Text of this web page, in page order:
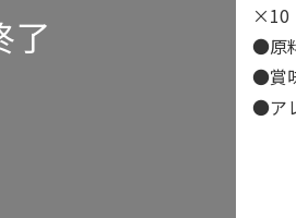
×10
●原
●賞
●ア